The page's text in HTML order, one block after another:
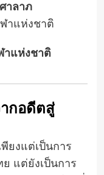
าลาภ
าแห่งชาติ
าแห่งชาติ
กอดีตสู่
แต่เป็นการ
แต่ยังเป็นการ